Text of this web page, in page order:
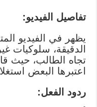
تفاصيل الفيديو:
يظهر في الفيديو
الدقيقة، سلوكيات
تجاه الطالب، حيث
اعتبرها البعض
ردود الفعل: